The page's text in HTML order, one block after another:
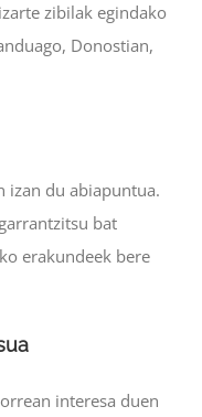
zibilak egindako
Donostian,
izan du abiapuntua.
bat
erakundeek bere
interesa duen